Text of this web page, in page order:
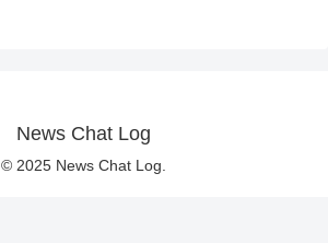
News Chat Log
© 2025 News Chat Log.